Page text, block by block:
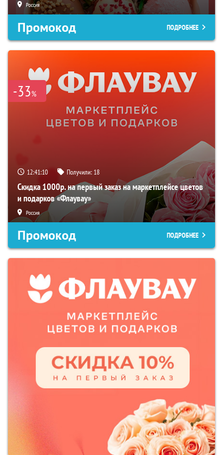
Россия
Промокод ПОДРОБНЕЕ
-33%
12:41:09 Получили: 18
Скидка 1000р. на первый заказ на маркетплейсе цветов
и подарков «Флаувау»
Россия
Промокод ПОДРОБНЕЕ